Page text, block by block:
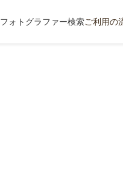
フォトグラファー検索ご利用の